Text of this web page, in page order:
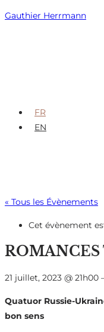
Skip
Gauthier Herrmann
FR
EN
« Tous les Évènements
Cet évènement
21 juillet, 2023 @ 21h00
Quatuor Russie-
bon sens